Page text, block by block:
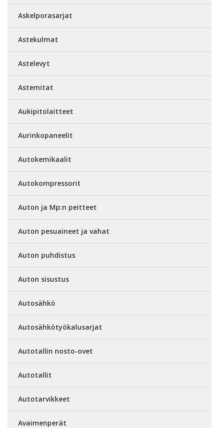
Askelporasarjat
Astekulmat
Astelevyt
Astemitat
Aukipitolaitteet
Aurinkopaneelit
Autokemikaalit
Autokompressorit
Auton ja Mp:n peitteet
Auton pesuaineet ja vahat
Auton puhdistus
Auton sisustus
Autosähkö
Autosähkötyökalusarjat
Autotallin nosto-ovet
Autotallit
Autotarvikkeet
Avaimenperät